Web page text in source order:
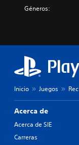
Géneros:
Inicio Juegos
Acerca de
Acerca de SIE
Carreras